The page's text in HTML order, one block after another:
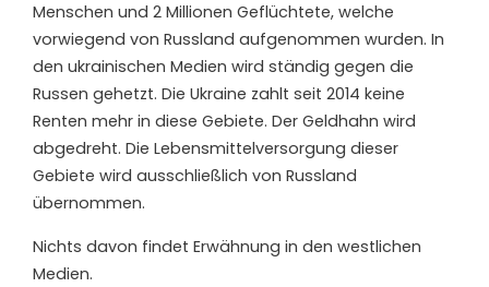
Menschen und 2 Millionen Geflüchtete, welche
vorwiegend von Russland aufgenommen wurden. In
den ukrainischen Medien wird ständig gegen die
Russen gehetzt. Die Ukraine zahlt seit 2014 keine
Renten mehr in diese Gebiete. Der Geldhahn wird
abgedreht. Die Lebensmittelversorgung dieser
Gebiete wird ausschließlich von Russland
übernommen.
Nichts davon findet Erwähnung in den westlichen
Medien.